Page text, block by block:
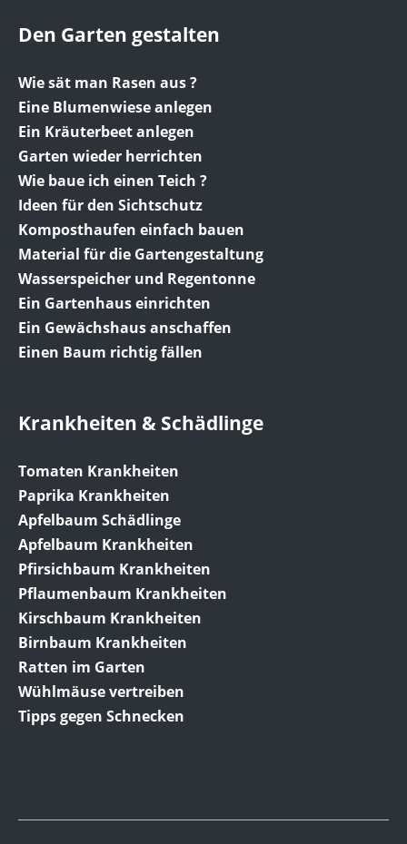
Den Garten gestalten
Wie sät man Rasen aus ?
Eine Blumenwiese anlegen
Ein Kräuterbeet anlegen
Garten wieder herrichten
Wie baue ich einen Teich ?
Ideen für den Sichtschutz
Komposthaufen einfach bauen
Material für die Gartengestaltung
Wasserspeicher und Regentonne
Ein Gartenhaus einrichten
Ein Gewächshaus anschaffen
Einen Baum richtig fällen
Krankheiten & Schädlinge
Tomaten Krankheiten
Paprika Krankheiten
Apfelbaum Schädlinge
Apfelbaum Krankheiten
Pfirsichbaum Krankheiten
Pflaumenbaum Krankheiten
Kirschbaum Krankheiten
Birnbaum Krankheiten
Ratten im Garten
Wühlmäuse vertreiben
Tipps gegen Schnecken